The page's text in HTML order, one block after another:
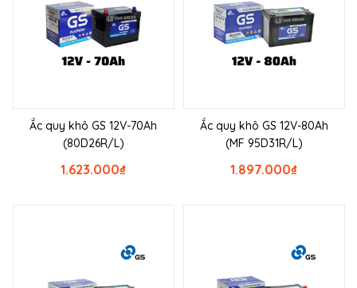
Ắc quy khô GS 12V-70Ah
(80D26R/L)
₫
1.623.000
Ắc quy khô GS 12V-80Ah
(MF 95D31R/L)
₫
1.897.000